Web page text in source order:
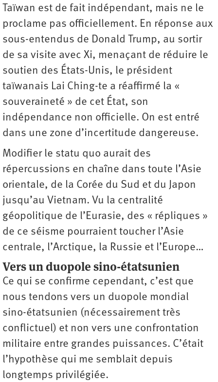
Taïwan est de fait indépendant, mais ne le
proclame pas officiellement. En réponse aux
sous-entendus de Donald Trump, au sortir
de sa visite avec Xi, menaçant de réduire le
soutien des États-Unis, le président
taïwanais Lai Ching-te a réaffirmé la «
souveraineté » de cet État, son
indépendance non officielle. On est entré
dans une zone d’incertitude dangereuse.
Modifier le statu quo aurait des
répercussions en chaîne dans toute l’Asie
orientale, de la Corée du Sud et du Japon
jusqu’au Vietnam. Vu la centralité
géopolitique de l’Eurasie, des « répliques »
de ce séisme pourraient toucher l’Asie
centrale, l’Arctique, la Russie et l’Europe…
Vers un duopole sino-étatsunien
Ce qui se confirme cependant, c’est que
nous tendons vers un duopole mondial
sino-­étatsunien (nécessairement très
conflictuel) et non vers une confrontation
militaire entre grandes puissances. C’était
l’hypothèse qui me semblait depuis
longtemps privilégiée.